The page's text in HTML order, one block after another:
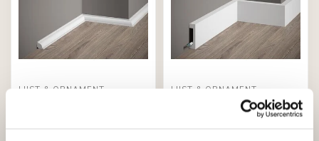
LIJST & ORNAMENT LIJST & ORNAMENT
Plint MD008 (80 x 17
mm), lengte 2 m